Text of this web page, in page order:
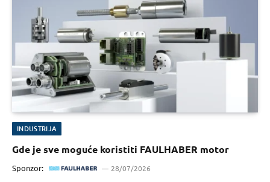
INDUSTRIJA
Gde je sve moguće koristiti FAULHABER motor
Sponzor: 28/07/2026